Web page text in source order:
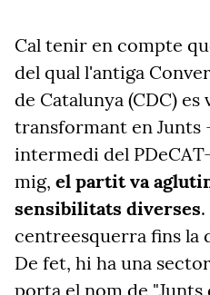
Cal tenir en compte
del qual l'antiga
de Catalunya (CDC) es
transformant en Junts
intermedi del
mig, el partit va
sensibilitats diverses
centreesquerra fins la
De fet, hi ha una
porta el nom de "Junts